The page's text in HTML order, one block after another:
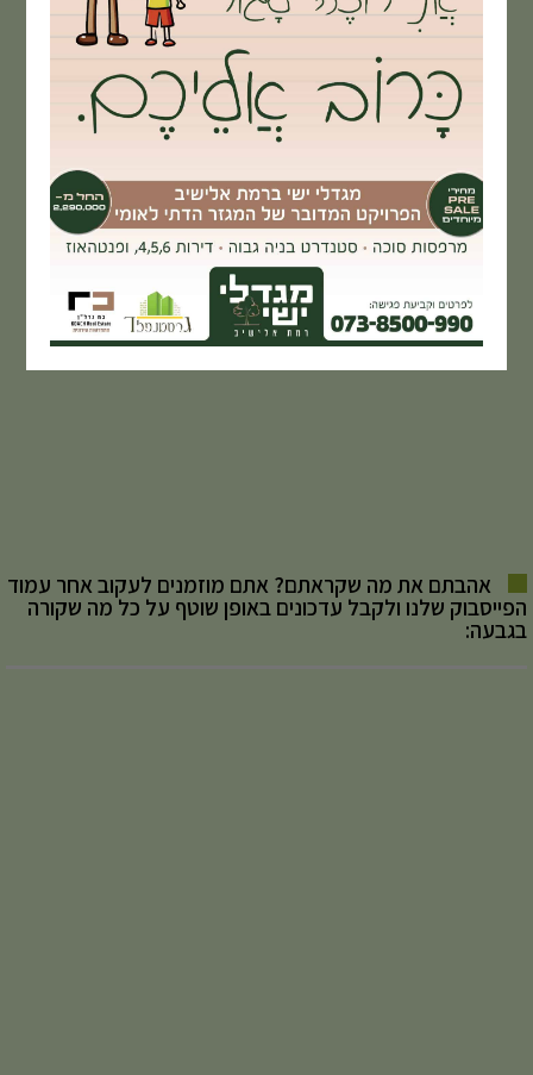
אהבתם את מה שקראתם? אתם מוזמנים לעקוב אחר עמוד
הפייסבוק שלנו ולקבל עדכונים באופן שוטף על כל מה שקורה
בגבעה: